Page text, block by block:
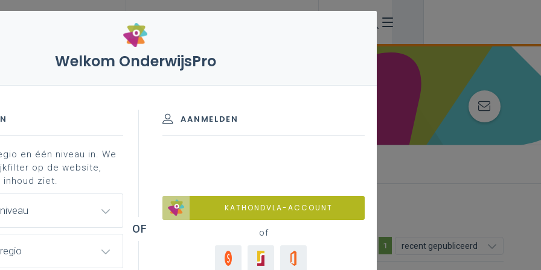
vakken en leerplannen 7de leerjaar
materiaal achtergrond
1 recent gepubliceerd
Welkom OnderwijsPro
AANMELDEN
KATHONDVLA-ACCOUNT
of
en één niveau in. We
op de website,
ziet.